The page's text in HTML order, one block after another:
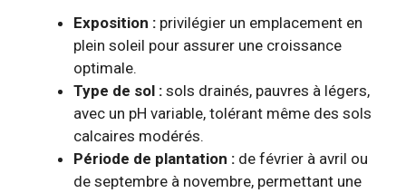
Exposition : privilégier un emplacement en
plein soleil pour assurer une croissance
optimale.
Type de sol : sols drainés, pauvres à légers,
avec un pH variable, tolérant même des sols
calcaires modérés.
Période de plantation : de février à avril ou
de septembre à novembre, permettant une